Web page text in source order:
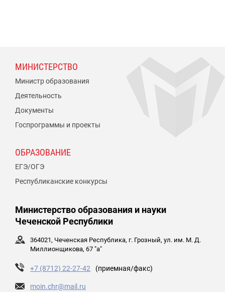
МИНИСТЕРСТВО
Министр образования
Деятельность
Документы
Госпрограммы и проекты
ОБРАЗОВАНИЕ
ЕГЭ/ОГЭ
Республиканские конкурсы
Министерство образования и науки
Чеченской Республики
364021, Чеченская Республика, г. Грозный, ул. им. М. Д.
Миллионщикова, 67 "а"
+7 (8712) 22-27-42 (приемная/факс)
moin.chr@mail.ru